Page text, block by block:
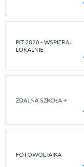
PIT 2020 - WSPIERAJ
LOKALNIE
ZDALNA SZKOŁA +
FOTOWOLTAIKA